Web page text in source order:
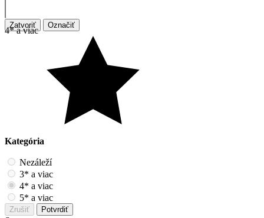
Zatvoriť Označiť
4* a viac
Kategória
Nezáleží
3* a viac
4* a viac
5* a viac
Zrušiť Potvrdiť